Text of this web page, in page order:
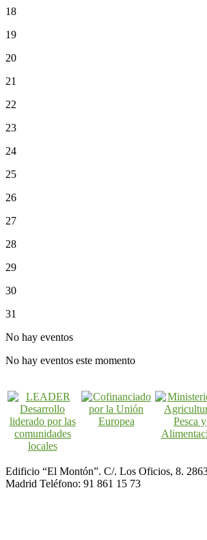
18
19
20
21
22
23
24
25
26
27
28
29
30
31
No hay eventos
No hay eventos este momento
Edificio “El Montón”. C/. Los Oficios, 8.
Madrid Teléfono: 91 861 15 73